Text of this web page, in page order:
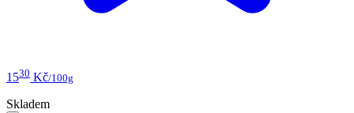
1530 Kč/100g
Skladem